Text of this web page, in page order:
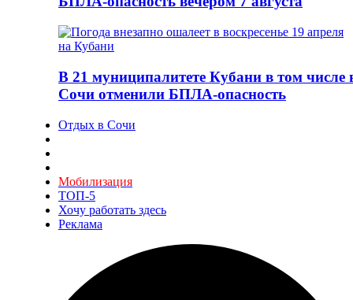
В 21 муниципалитете Кубани в том числе
Сочи отменили БПЛА-опасность
Отдых в Сочи
Мобилизация
ТОП-5
Хочу работать здесь
Реклама